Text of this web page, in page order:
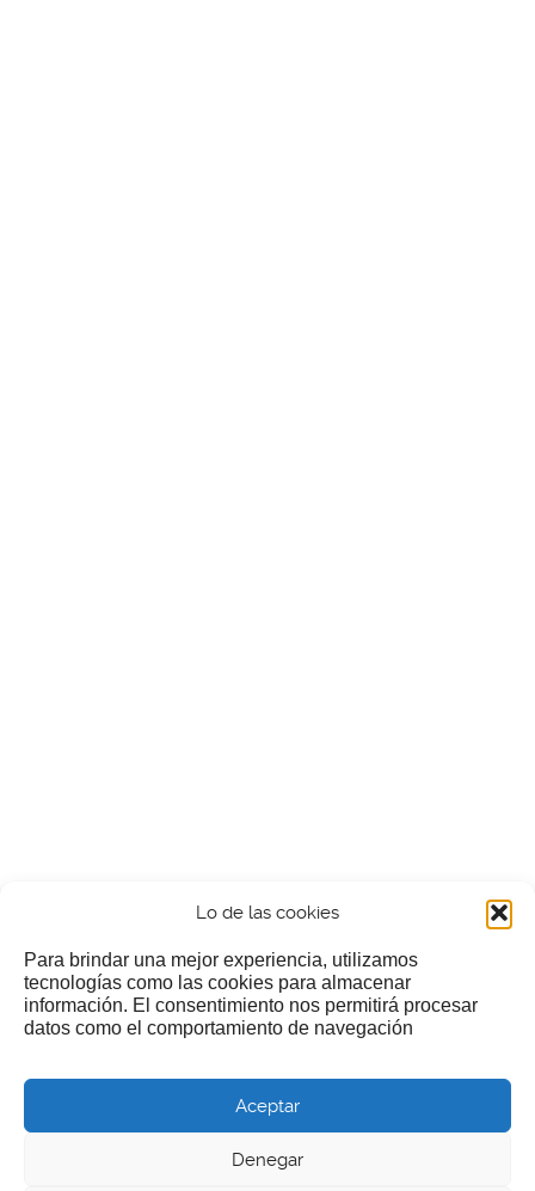
Lo de las cookies
Para brindar una mejor experiencia, utilizamos
tecnologías como las cookies para almacenar
información. El consentimiento nos permitirá procesar
datos como el comportamiento de navegación
Aceptar
Denegar
¿Nos invitas a un cafecillo?
Si te gusta nuestra web puedes echar limosna a estos